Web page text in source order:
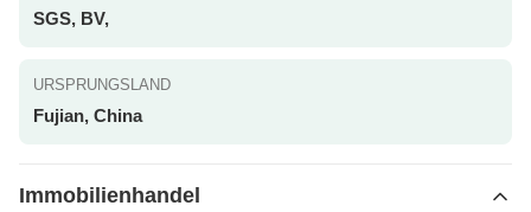
SGS, BV,
URSPRUNGSLAND
Fujian, China
Immobilienhandel